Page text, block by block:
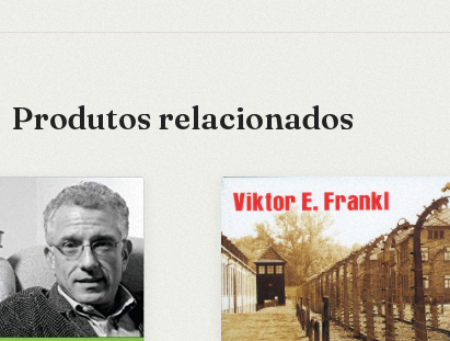
Produtos relacionados